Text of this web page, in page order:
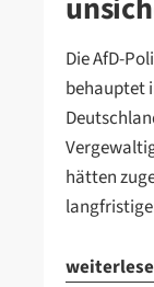
Die AfD-
behauptet
hätten